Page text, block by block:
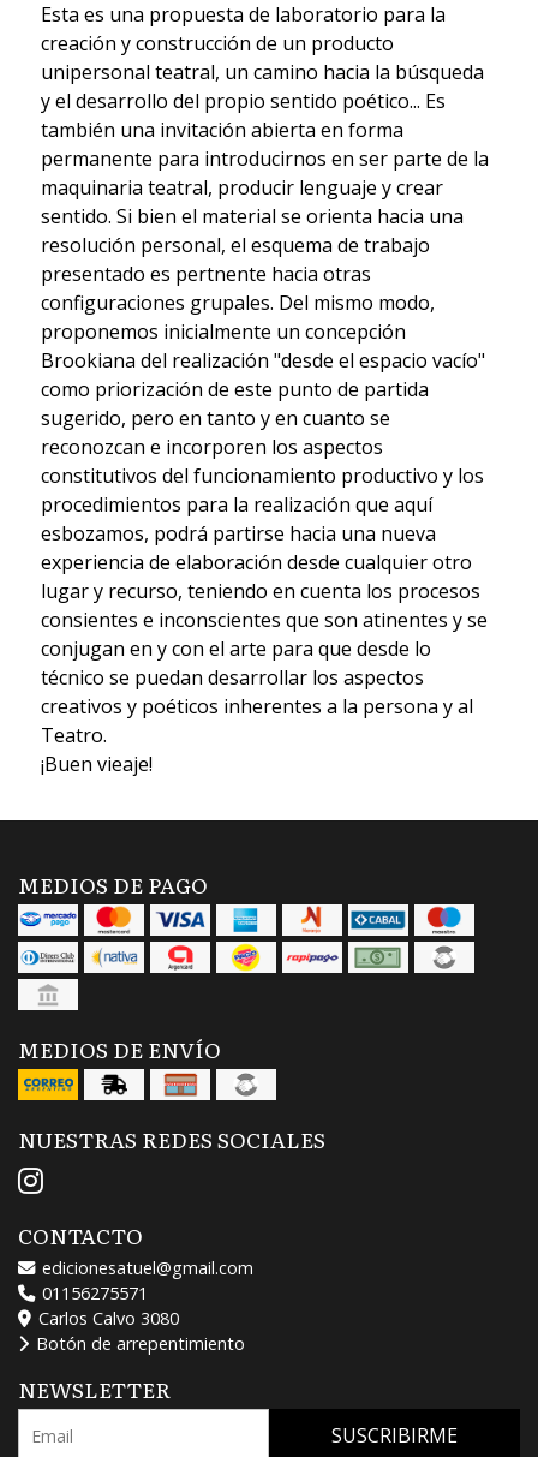
Esta es una propuesta de laboratorio para la
creación y construcción de un producto
unipersonal teatral, un camino hacia la búsqueda
y el desarrollo del propio sentido poético... Es
también una invitación abierta en forma
permanente para introducirnos en ser parte de la
maquinaria teatral, producir lenguaje y crear
sentido. Si bien el material se orienta hacia una
resolución personal, el esquema de trabajo
presentado es pertnente hacia otras
configuraciones grupales. Del mismo modo,
proponemos inicialmente un concepción
Brookiana del realización "desde el espacio vacío"
como priorización de este punto de partida
sugerido, pero en tanto y en cuanto se
reconozcan e incorporen los aspectos
constitutivos del funcionamiento productivo y los
procedimientos para la realización que aquí
esbozamos, podrá partirse hacia una nueva
experiencia de elaboración desde cualquier otro
lugar y recurso, teniendo en cuenta los procesos
consientes e inconscientes que son atinentes y se
conjugan en y con el arte para que desde lo
técnico se puedan desarrollar los aspectos
creativos y poéticos inherentes a la persona y al
Teatro.
¡Buen vieaje!
MEDIOS DE PAGO
MEDIOS DE ENVÍO
NUESTRAS REDES SOCIALES
CONTACTO
edicionesatuel@gmail.com
01156275571
Carlos Calvo 3080
Botón de arrepentimiento
NEWSLETTER
SUSCRIBIRME